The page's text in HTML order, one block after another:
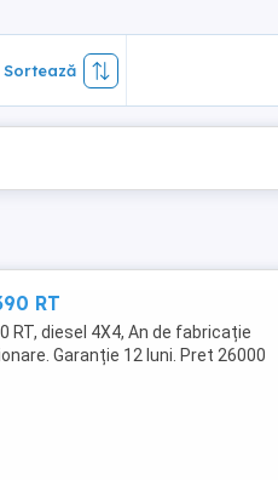
Sortează
RT
RT, diesel 4X4, An de fabricație
Garanție 12 luni. Pret 26000